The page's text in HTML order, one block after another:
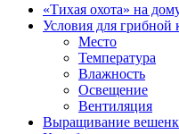
«Тихая охота» на
Условия для грибной
Место
Температура
Влажность
Освещение
Вентиляция
Выращивание